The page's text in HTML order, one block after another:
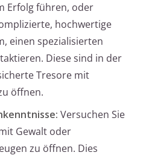
Erfolg führen, oder
hochwertige
einen spezialisierten
Diese sind in der
Tresore mit
öffnen.
Versuchen Sie
Gewalt oder
zu öffnen. Dies